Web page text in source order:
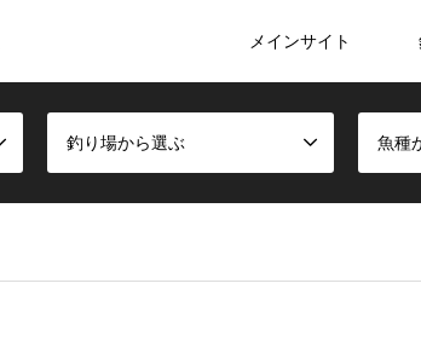
メインサイト
釣り場から選ぶ 魚種